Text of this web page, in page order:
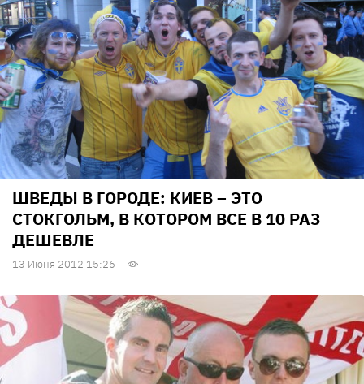
ШВЕДЫ В ГОРОДЕ: КИЕВ – ЭТО
СТОКГОЛЬМ, В КОТОРОМ ВСЕ В 10 РАЗ
ДЕШЕВЛЕ
13 Июня 2012 15:26